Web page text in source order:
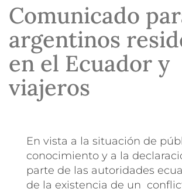
Comunicado
argentinos
en el Ecuador y
viajeros
En vista a la situación de
conocimiento y a la
parte de las autoridades
de la existencia de un